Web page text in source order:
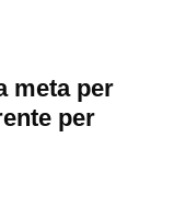
meta per
per